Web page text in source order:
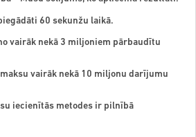
60 sekunžu laikā.
vairāk nekā 3 miljoniem pārbaudītu
vairāk nekā 10 miljonu darījumu
iecienītās metodes ir pilnībā